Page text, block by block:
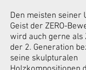
Den meisten seiner
Geist der ZERO-
wird auch gerne als
der 2. Generation
seine skulpturalen